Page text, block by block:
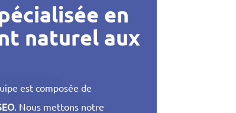
en
naturel aux
est composée de
. Nous mettons notre